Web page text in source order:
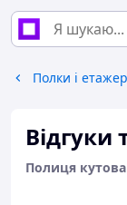
Полки і
Відгуки
Полиця